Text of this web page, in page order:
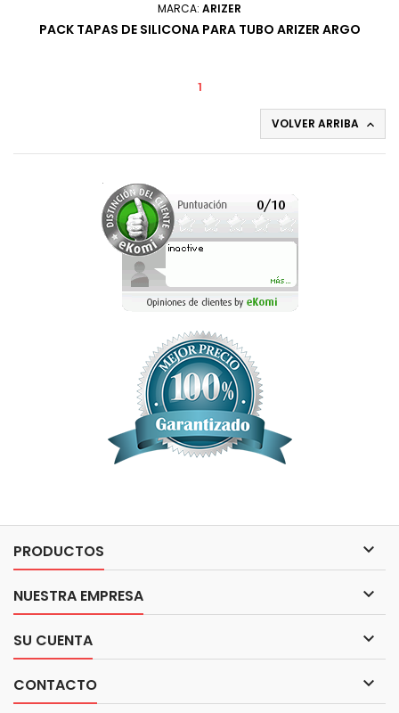
MARCA: ARIZER
PACK TAPAS DE SILICONA PARA TUBO ARIZER ARGO
1
VOLVER ARRIBA 
PRODUCTOS 
NUESTRA EMPRESA 
SU CUENTA 
CONTACTO 